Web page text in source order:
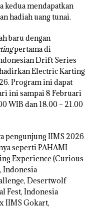
kedua mendapatkan
hadiah uang tunai.
baru dengan
pertama di
Drift Series
Electric Karting
Program ini dapat
ini sampai 8 Februari
WIB dan 18.00 – 21.00
pengunjung IIMS 2026
seperti PAHAMI
Experience (Curious
Indonesia
Desertwolf
Fest, Indonesia
IIMS Gokart,